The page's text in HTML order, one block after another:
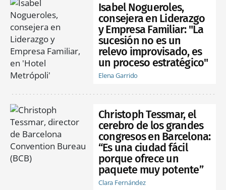
Isabel Nogueroles,
consejera en Liderazgo
y Empresa Familiar: "La
sucesión no es un
relevo improvisado, es
un proceso estratégico"
Elena Garrido
Christoph Tessmar, el
cerebro de los grandes
congresos en Barcelona:
“Es una ciudad fácil
porque ofrece un
paquete muy potente”
Clara Fernández